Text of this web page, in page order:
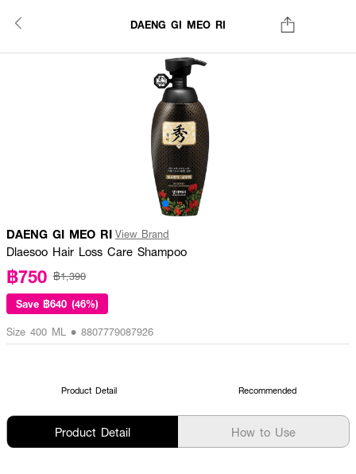
DAENG GI MEO RI
DAENG GI MEO RI View Brand
Dlaesoo Hair Loss Care Shampoo
฿750 ฿1,390
Save ฿640 (46%)
Size 400 ML • 8807779087926
Product Detail Recommended
Product Detail How to Use